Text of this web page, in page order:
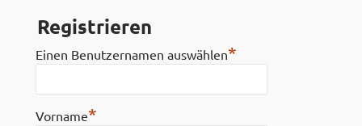
Registrieren
Einen Benutzernamen auswählen*
Vorname*